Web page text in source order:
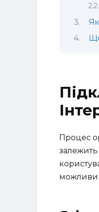
Процес
залежить